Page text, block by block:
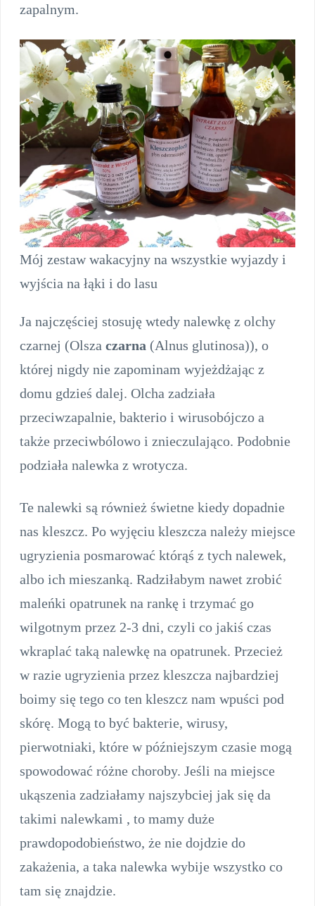
zapalnym.
Mój zestaw wakacyjny na wszystkie wyjazdy i
wyjścia na łąki i do lasu
Ja najczęściej stosuję wtedy nalewkę z olchy
czarnej (Olsza czarna (Alnus glutinosa)), o
której nigdy nie zapominam wyjeżdżając z
domu gdzieś dalej. Olcha zadziała
przeciwzapalnie, bakterio i wirusobójczo a
także przeciwbólowo i znieczulająco. Podobnie
podziała nalewka z wrotycza.
Te nalewki są również świetne kiedy dopadnie
nas kleszcz. Po wyjęciu kleszcza należy miejsce
ugryzienia posmarować którąś z tych nalewek,
albo ich mieszanką. Radziłabym nawet zrobić
maleńki opatrunek na rankę i trzymać go
wilgotnym przez 2-3 dni, czyli co jakiś czas
wkraplać taką nalewkę na opatrunek. Przecież
w razie ugryzienia przez kleszcza najbardziej
boimy się tego co ten kleszcz nam wpuści pod
skórę. Mogą to być bakterie, wirusy,
pierwotniaki, które w późniejszym czasie mogą
spowodować różne choroby. Jeśli na miejsce
ukąszenia zadziałamy najszybciej jak się da
takimi nalewkami , to mamy duże
prawdopodobieństwo, że nie dojdzie do
zakażenia, a taka nalewka wybije wszystko co
tam się znajdzie.